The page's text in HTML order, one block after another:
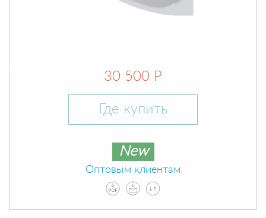
30 500 Р
Где купить
New
Оптовым клиентам